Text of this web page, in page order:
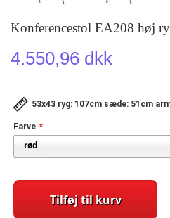
Konferencestol EA208 høj
4.550,96 dkk
53x43 ryg: 107cm sæde: 51cm
Farve
Tilføj til kurv